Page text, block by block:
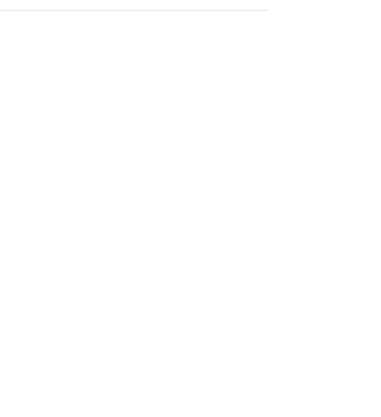
strækbart og
lommernes indhold
og skramler rundt